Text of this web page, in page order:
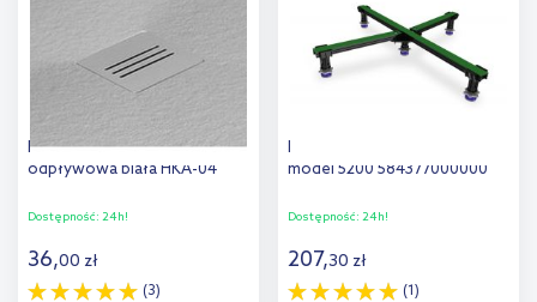
porównania
Radaway Kyntos F kratka
odpływowa biała HKA-04
Dostępność: 24h!
36,00 zł
(3)
Kaldewei nogi do brodzików
model 5200 584377000000
Dostępność: 24h!
207,30 zł
(1)